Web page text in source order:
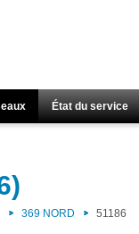
État du service
369 NORD 51186